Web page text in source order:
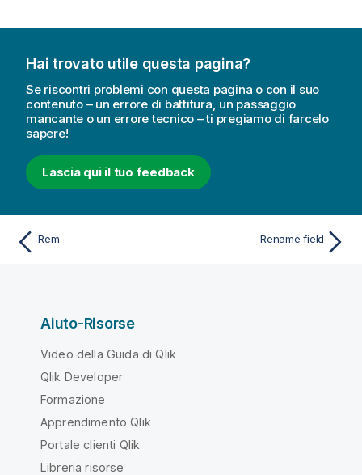
Hai trovato utile questa pagina?
Se riscontri problemi con questa pagina o con il suo
contenuto – un errore di battitura, un passaggio
mancante o un errore tecnico – ti pregiamo di farcelo
sapere!
Lascia qui il tuo feedback
Rem Rename field
Aiuto-Risorse
Video della Guida di Qlik
Qlik Developer
Formazione
Apprendimento Qlik
Portale clienti Qlik
Libreria risorse